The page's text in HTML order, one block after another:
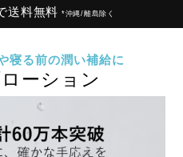
送料無料 *沖縄/離島除く
寝る前の潤い補給に
ーション